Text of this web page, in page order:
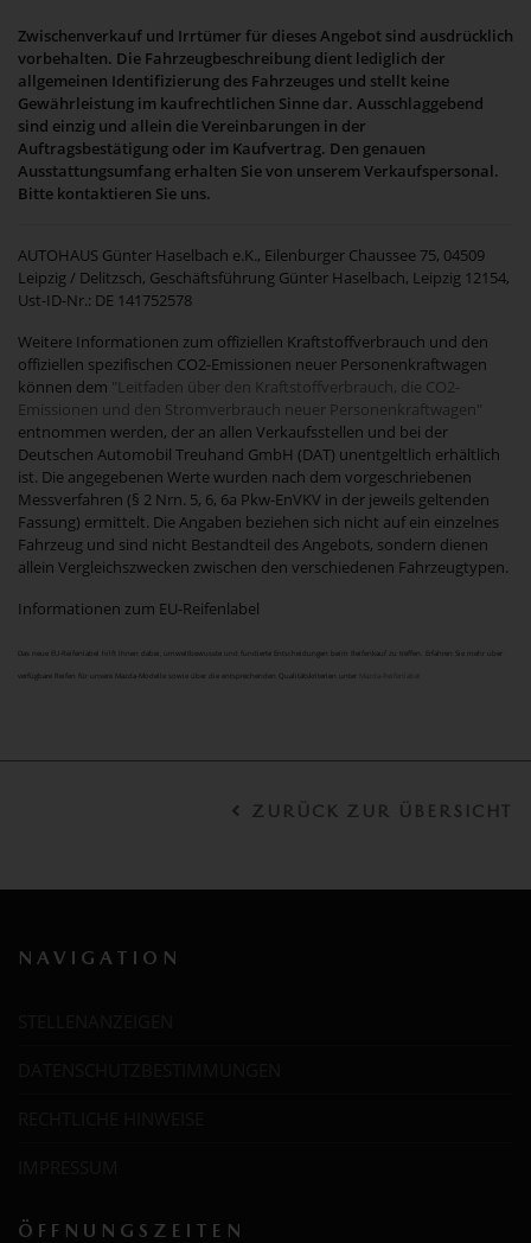
Zwischenverkauf und Irrtümer für dieses Angebot sind ausdrücklich
vorbehalten. Die Fahrzeugbeschreibung dient lediglich der
allgemeinen Identifizierung des Fahrzeuges und stellt keine
Gewährleistung im kaufrechtlichen Sinne dar. Ausschlaggebend
sind einzig und allein die Vereinbarungen in der
Auftragsbestätigung oder im Kaufvertrag. Den genauen
Ausstattungsumfang erhalten Sie von unserem Verkaufspersonal.
Bitte kontaktieren Sie uns.
AUTOHAUS Günter Haselbach e.K., Eilenburger Chaussee 75, 04509
Leipzig / Delitzsch, Geschäftsführung Günter Haselbach, Leipzig 12154,
Ust-ID-Nr.: DE 141752578
Weitere Informationen zum offiziellen Kraftstoffverbrauch und den
offiziellen spezifischen CO2-Emissionen neuer Personenkraftwagen
können dem "Leitfaden über den Kraftstoffverbrauch, die CO2-
Emissionen und den Stromverbrauch neuer Personenkraftwagen"
entnommen werden, der an allen Verkaufsstellen und bei der
Deutschen Automobil Treuhand GmbH (DAT) unentgeltlich erhältlich
ist. Die angegebenen Werte wurden nach dem vorgeschriebenen
Messverfahren (§ 2 Nrn. 5, 6, 6a Pkw-EnVKV in der jeweils geltenden
Fassung) ermittelt. Die Angaben beziehen sich nicht auf ein einzelnes
Fahrzeug und sind nicht Bestandteil des Angebots, sondern dienen
allein Vergleichszwecken zwischen den verschiedenen Fahrzeugtypen.
Informationen zum EU-Reifenlabel
Das neue EU-Reifenlabel hilft Ihnen dabei, umweltbewusste und fundierte Entscheidungen beim Reifenkauf zu treffen. Erfahren Sie mehr über
verfügbare Reifen für unsere Mazda-Modelle sowie über die entsprechenden Qualitätskriterien unter
ZURÜCK ZUR ÜBERSICHT
NAVIGATION
ÖFFNUNGSZEITEN